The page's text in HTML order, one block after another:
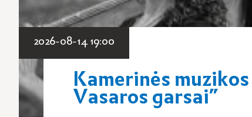
2026-08-14 19:00
Kamerinės
Vasaros garsai”